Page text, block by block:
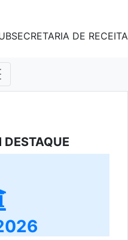
DE RECEITA
DESTAQUE